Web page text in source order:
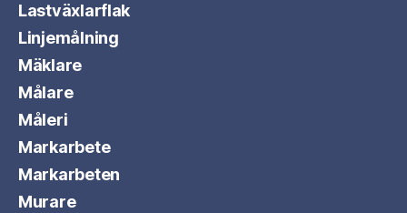
Lastväxlarflak
Linjemålning
Mäklare
Målare
Måleri
Markarbete
Markarbeten
Murare